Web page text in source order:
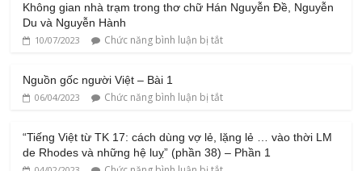
Không gian nhà trạm trong thơ chữ Hán Nguyễn Đề, Nguyễn
Du và Nguyễn Hành
10/07/2023 Chức năng bình luận bị tắt
Nguồn gốc người Việt – Bài 1
06/04/2023 Chức năng bình luận bị tắt
“Tiếng Việt từ TK 17: cách dùng vợ lẻ, lặng lẻ … vào thời LM
de Rhodes và những hệ luỵ” (phần 38) – Phần 1